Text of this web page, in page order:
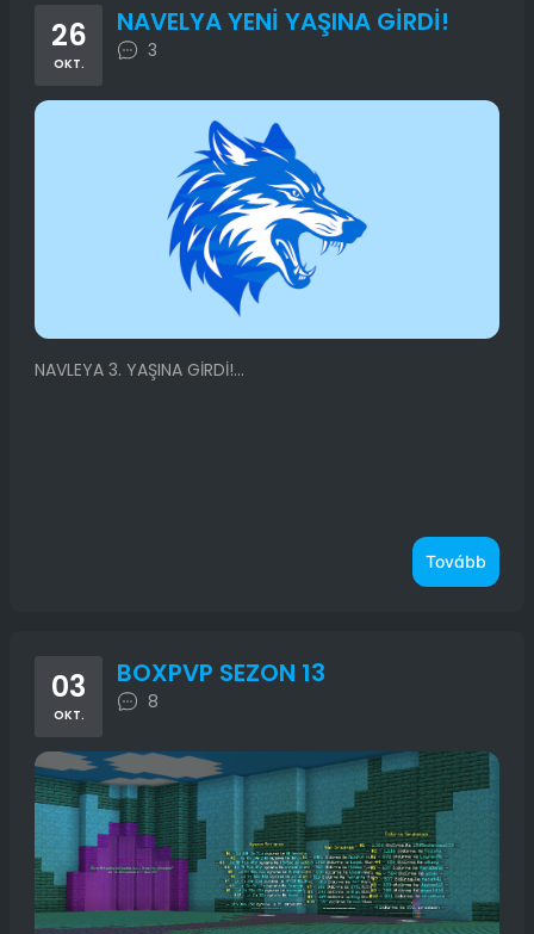
26
OKT.
NAVELYA YENİ YAŞINA GİRDİ!
3
NAVLEYA 3. YAŞINA GİRDİ!...
Tovább
03
OKT.
BOXPVP SEZON 13
8